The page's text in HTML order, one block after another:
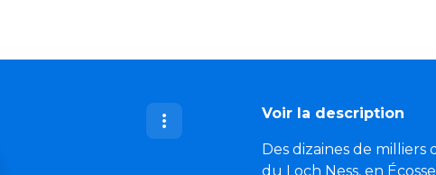
Voir la description
Des dizaines de
du Loch Ness, en